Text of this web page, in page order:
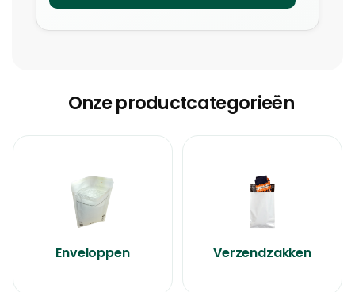
Onze productcategorieën
Enveloppen Verzendzakken